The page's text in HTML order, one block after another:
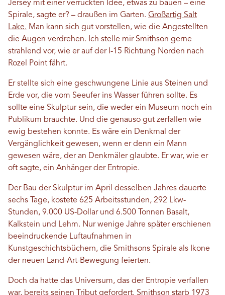
Jersey mit einer verrückten Idee, etwas zu bauen – eine
Spirale, sagte er? – draußen im Garten. Großartig Salt
Lake. Man kann sich gut vorstellen, wie die Angestellten
die Augen verdrehen. Ich stelle mir Smithson gerne
strahlend vor, wie er auf der I-15 Richtung Norden nach
Rozel Point fährt.
Er stellte sich eine geschwungene Linie aus Steinen und
Erde vor, die vom Seeufer ins Wasser führen sollte. Es
sollte eine Skulptur sein, die weder ein Museum noch ein
Publikum brauchte. Und die genauso gut zerfallen wie
ewig bestehen konnte. Es wäre ein Denkmal der
Vergänglichkeit gewesen, wenn er denn ein Mann
gewesen wäre, der an Denkmäler glaubte. Er war, wie er
oft sagte, ein Anhänger der Entropie.
Der Bau der Skulptur im April desselben Jahres dauerte
sechs Tage, kostete 625 Arbeitsstunden, 292 Lkw-
Stunden, 9.000 US-Dollar und 6.500 Tonnen Basalt,
Kalkstein und Lehm. Nur wenige Jahre später erschienen
beeindruckende Luftaufnahmen in
Kunstgeschichtsbüchern, die Smithsons Spirale als Ikone
der neuen Land-Art-Bewegung feierten.
Doch da hatte das Universum, das der Entropie verfallen
war, bereits seinen Tribut gefordert. Smithson starb 1973